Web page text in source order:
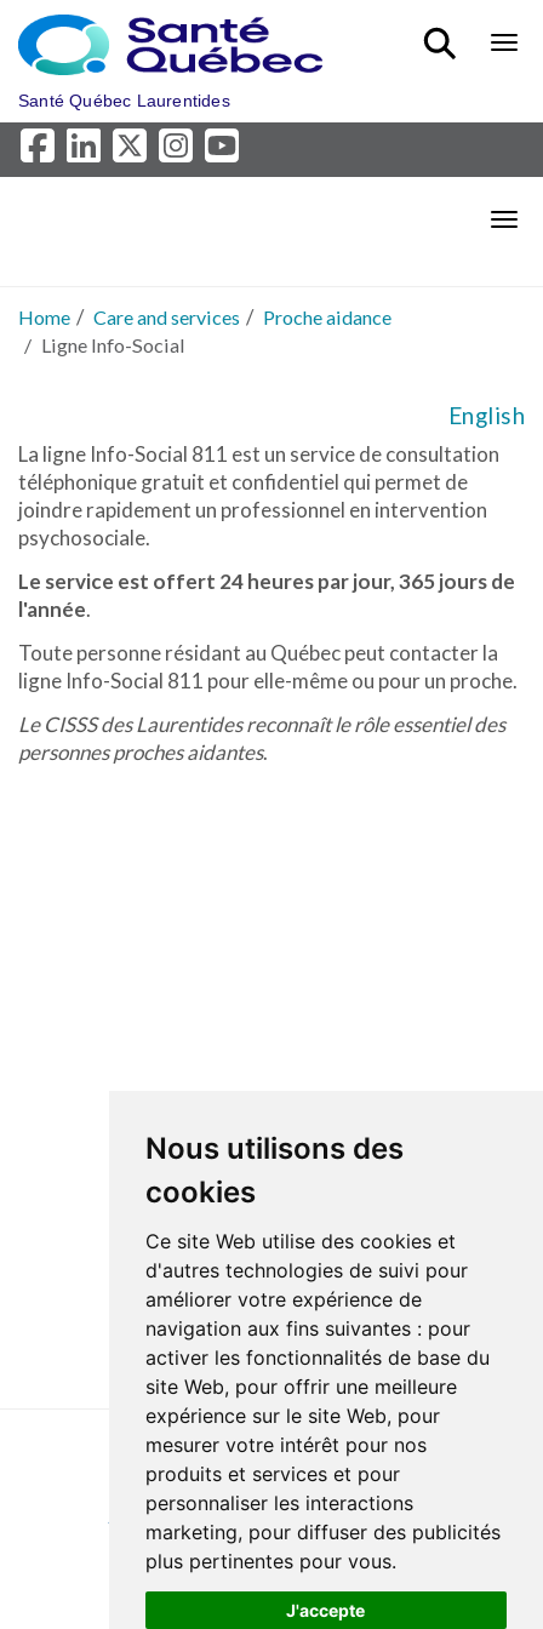
Nous utilisons des
cookies
Ce site Web utilise des cookies et
d'autres technologies de suivi pour
améliorer votre expérience de
navigation aux fins suivantes : pour
activer les fonctionnalités de base du
site Web, pour offrir une meilleure
expérience sur le site Web, pour
mesurer votre intérêt pour nos
produits et services et pour
personnaliser les interactions
marketing, pour diffuser des publicités
plus pertinentes pour vous.
J'accepte
Skip to main content
Santé Québec Laurentides
Home Care and services
Proche aidance
Ligne Info-Social
English
La ligne Info-Social 811 est un service de consultation
téléphonique gratuit et confidentiel qui permet de
joindre rapidement un professionnel en intervention
psychosociale.
Le service est offert 24 heures par jour, 365 jours de
l'année.
Toute personne résidant au Québec peut contacter la
ligne Info-Social 811 pour elle-même ou pour un proche.
Le CISSS des Laurentides reconnaît le rôle essentiel des
personnes proches aidantes.
Last update : 6 March 2024
Accessibility
Website development